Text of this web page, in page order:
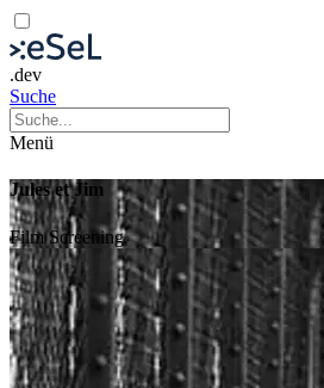
.dev
Suche
Menü
Jules et Jim
FilmScreening